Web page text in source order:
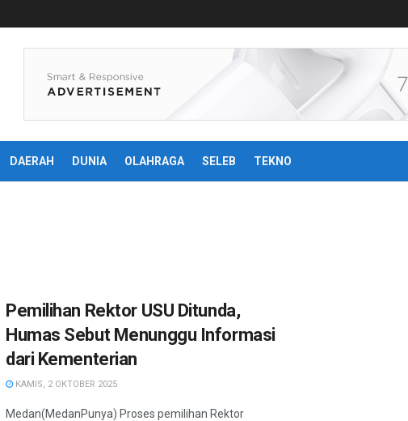
DAERAH DUNIA OLAHRAGA SELEB TEKNO
Pemilihan Rektor USU Ditunda,
Humas Sebut Menunggu Informasi
dari Kementerian
KAMIS, 2 OKTOBER 2025
Medan(MedanPunya) Proses pemilihan Rektor